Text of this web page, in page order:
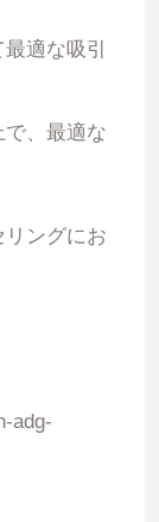
適な吸引
、最適な
ングにお
adg-